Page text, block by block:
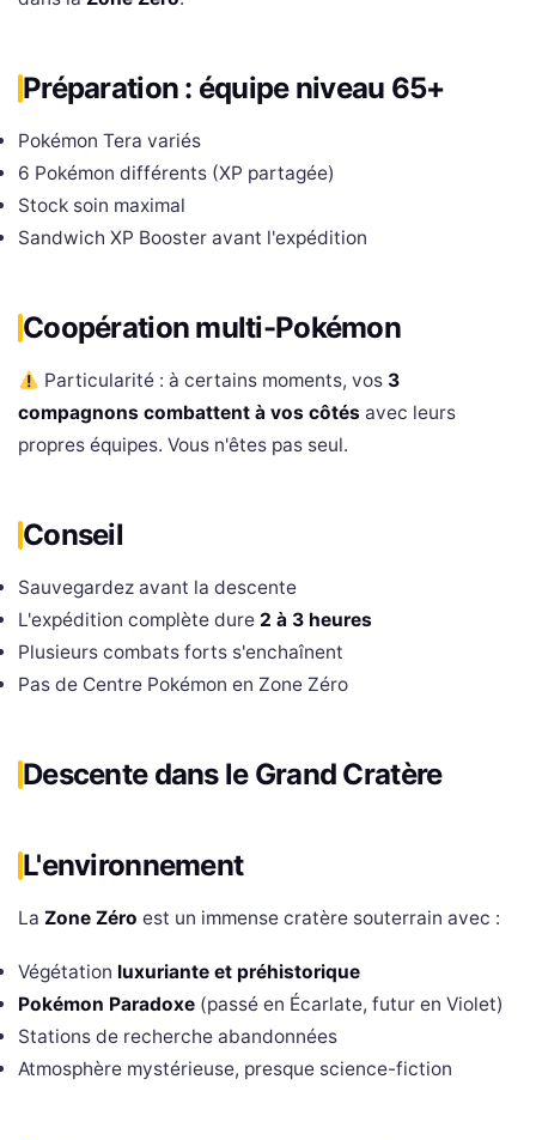
Préparation : équipe niveau 65+
Pokémon Tera variés
6 Pokémon différents (XP partagée)
Stock soin maximal
Sandwich XP Booster avant l'expédition
Coopération multi-Pokémon
Particularité : à certains moments, vos 3
compagnons combattent à vos côtés avec leurs
propres équipes. Vous n'êtes pas seul.
Conseil
Sauvegardez avant la descente
L'expédition complète dure 2 à 3 heures
Plusieurs combats forts s'enchaînent
Pas de Centre Pokémon en Zone Zéro
Descente dans le Grand Cratère
L'environnement
La Zone Zéro est un immense cratère souterrain avec :
Végétation luxuriante et préhistorique
Pokémon Paradoxe (passé en Écarlate, futur en Violet)
Stations de recherche abandonnées
Atmosphère mystérieuse, presque science-fiction